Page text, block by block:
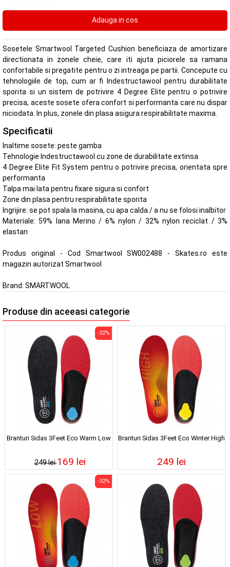
Sosetele Smartwool Targeted Cushion beneficiaza de amortizare
directionata in zonele cheie, care iti ajuta piciorele sa ramana
confortabile si pregatite pentru o zi intreaga pe partii. Concepute cu
tehnologiile de top, cum ar fi Indestructawool pentru durabilitate
sporita si un sistem de potrivire 4 Degree Elite pentru o potrivire
precisa, aceste sosete ofera confort si performanta care nu dispar
niciodata. In plus, zonele din plasa asigura respirabilitate maxima.
Specificatii
Inaltime sosete: peste gamba
Tehnologie Indestructawool cu zone de durabilitate extinsa
4 Degree Elite Fit System pentru o potrivire precisa, orientata spre
performanta
Talpa mai lata pentru fixare sigura si confort
Zone din plasa pentru respirabilitate sporita
Ingrijire: se pot spala la masina, cu apa calda / a nu se folosi inalbitor
Materiale: 59% lana Merino / 6% nylon / 32% nylon reciclat / 3%
elastan
Produs original - Cod Smartwool SW002488 - Skates.ro este
magazin autorizat Smartwool
Brand: SMARTWOOL
Produse din aceeasi categorie
Branturi Sidas 3Feet Eco Warm Low
249 lei
-32%
169 lei
Branturi Sidas 3Feet Eco Winter High
249 lei
-32%